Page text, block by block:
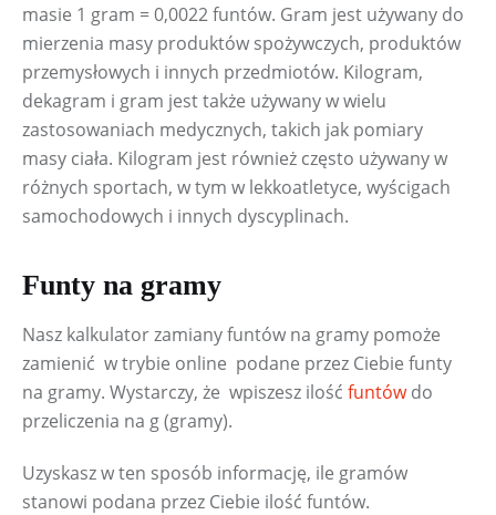
masie 1 gram = 0,0022 funtów. Gram jest używany do
mierzenia masy produktów spożywczych, produktów
przemysłowych i innych przedmiotów. Kilogram,
dekagram i gram jest także używany w wielu
zastosowaniach medycznych, takich jak pomiary
masy ciała. Kilogram jest również często używany w
różnych sportach, w tym w lekkoatletyce, wyścigach
samochodowych i innych dyscyplinach.
Funty na gramy
Nasz kalkulator zamiany funtów na gramy pomoże
zamienić  w trybie online  podane przez Ciebie funty
na gramy. Wystarczy, że  wpiszesz ilość funtów do
przeliczenia na g (gramy).
Uzyskasz w ten sposób informację, ile gramów
stanowi podana przez Ciebie ilość funtów.